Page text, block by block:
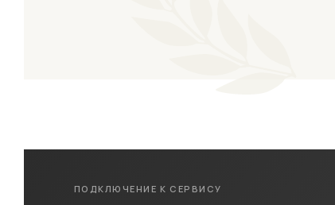
ПОДКЛЮЧЕНИЕ К СЕРВИСУ